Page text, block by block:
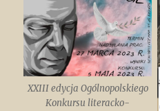
XXIII edycja Ogólnopolskiego
Konkursu literacko-